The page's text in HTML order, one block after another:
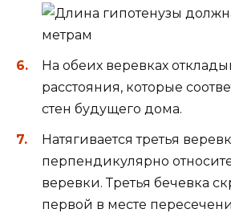
На обеих веревках
расстояния, которые
стен будущего дома.
Натягивается третья
перпендикулярно
веревки. Третья бечевка
первой в месте